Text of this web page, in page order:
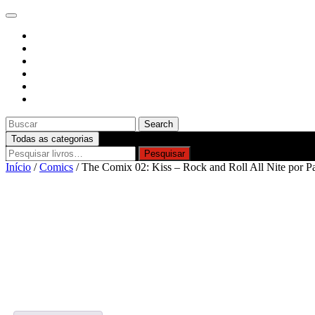
Skip
content
Open
CLOSE
BUTTON
Search
for:
Todas as categorias
Pesquisar
por:
Pesquisar
Início /Comics / The Comix 02: Kiss – Rock and Roll All Nite por